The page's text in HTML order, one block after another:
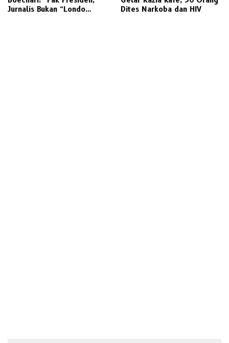
Jurnalis Bukan “Londo
Dites Narkoba dan HIV